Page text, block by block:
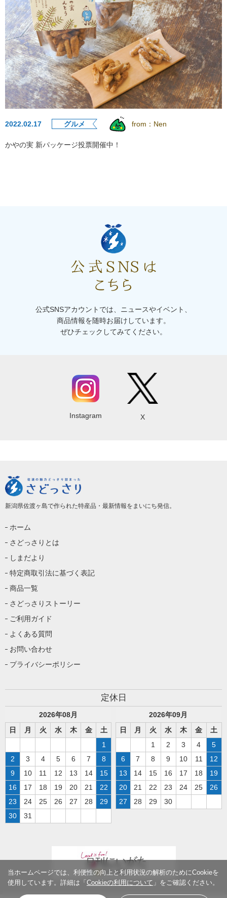
2022.02.17 グルメ from： Nen
かやの実 新パッケージ投票開催中！
公式SNSアカウントでは、ニュースやイベント、
商品情報を随時お届けしています。
ぜひチェックしてみてください。
Instagram X
新潟県佐渡ヶ島で作られた特産品・最新情報をまいにち発信。
ホーム
さどっさりとは
しまだより
特定商取引法に基づく表記
商品一覧
さどっさりストーリー
ご利用ガイド
よくある質問
お問い合わせ
プライバシーポリシー
定休日
2026年08月
日
月 火 水 木 金
土
1
2
3 4 5 6 7
8
9
10 11 12 13 14
15
16
17 18 19 20 21
22
23
24 25 26 27 28
29
30
31
2026年09月
日
月 火 水 木 金
土
1
2 3 4
5
6
7 8 9 10 11
12
13
14 15 16 17 18
19
20
21 22 23 24 25
26
27
28 29 30
当ホームページでは、利便性の向上と利用状況の解析のためにCookieを
使用しています。詳細は「 Cookieの利用について 」をご確認ください。